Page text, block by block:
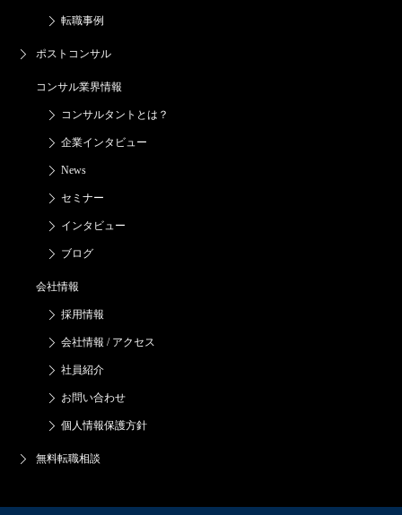
転職事例
ポストコンサル
コンサル業界情報
コンサルタントとは？
企業インタビュー
News
セミナー
インタビュー
ブログ
会社情報
採用情報
会社情報 / アクセス
社員紹介
お問い合わせ
個人情報保護方針
無料転職相談